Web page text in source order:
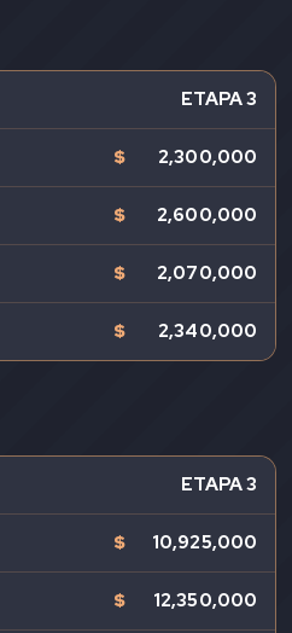
ETAPA 3
$ 2,300,000
$ 2,600,000
$ 2,070,000
$ 2,340,000
ETAPA 3
$ 10,925,000
$ 12,350,000